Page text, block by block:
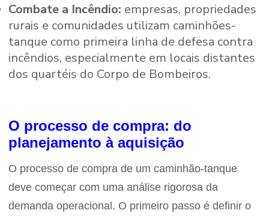
Combate a Incêndio: empresas, propriedades
rurais e comunidades utilizam caminhões-
tanque como primeira linha de defesa contra
incêndios, especialmente em locais distantes
dos quartéis do Corpo de Bombeiros.
O processo de compra: do
planejamento à aquisição
O processo de compra de um caminhão-tanque
deve começar com uma análise rigorosa da
demanda operacional. O primeiro passo é definir o